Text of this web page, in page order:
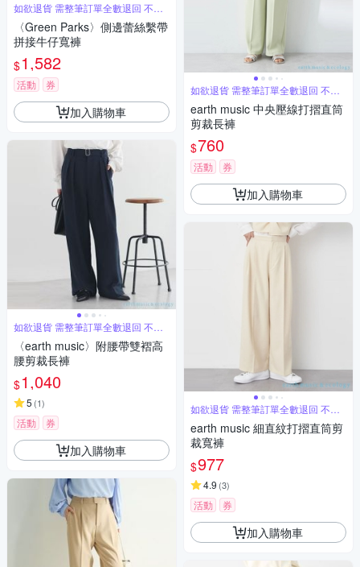
如欲退貨 需整筆訂單全數退回 不能
單退
〈Green Parks〉側邊蕾絲繫帶
拼接牛仔寬褲
$1,582
活動 券
加入購物車
如欲退貨 需整筆訂單全數退回 不能
單退
〈earth music〉附腰帶雙褶高
腰剪裁長褲
$1,040
5 (1)
活動 券
加入購物車
如欲退貨 需整筆訂單全數退回 不能
單退
earth music 中央壓線打摺直筒
剪裁長褲
$760
活動 券
加入購物車
如欲退貨 需整筆訂單全數退回 不能
單退
earth music 細直紋打摺直筒剪
裁寬褲
$977
4.9 (3)
活動 券
加入購物車